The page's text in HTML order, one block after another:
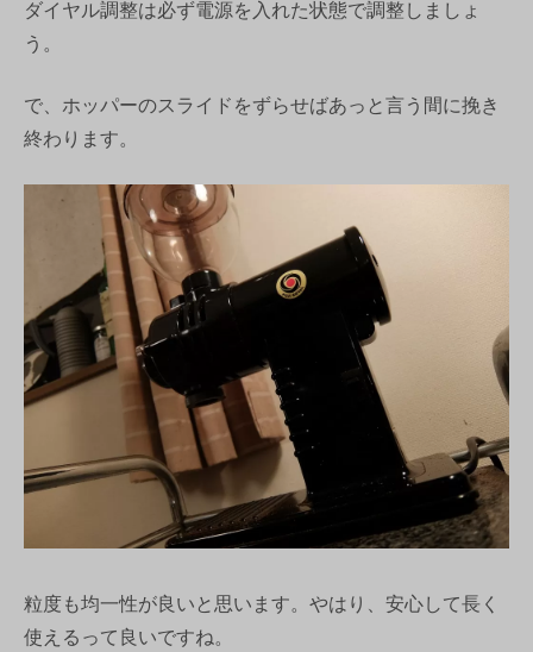
ダイヤル調整は必ず電源を入れた状態で調整しましょ
う。
で、ホッパーのスライドをずらせばあっと言う間に挽き
終わります。
粒度も均一性が良いと思います。やはり、安心して長く
使えるって良いですね。